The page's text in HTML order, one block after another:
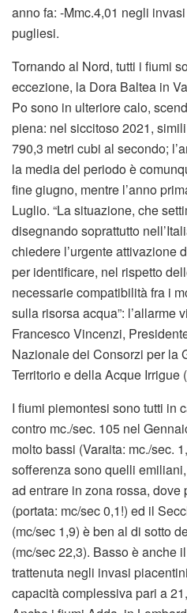
anno fa: -Mmc.4,01 negli
pugliesi.
Tornando al Nord, tutti i fiumi
eccezione, la Dora Baltea in
Po sono in ulteriore calo,
piena: nel siccitoso 2021,
790,3 metri cubi al secondo;
la media del periodo è
fine giugno, mentre l’anno
Luglio. “La situazione, che
disegnando soprattutto
chiedere l’urgente attivazione
per identificare, nel rispetto
necessarie compatibilità fra i
sulla risorsa acqua”: l’allarme
Francesco Vincenzi,
Nazionale dei Consorzi per la
Territorio e della Acque Irrigue
I fiumi piemontesi sono tutti in
contro mc./sec. 105 nel
molto bassi (Varaita: mc./sec.
sofferenza sono quelli
ad entrare in zona rossa,
(portata: mc/sec 0,1!) ed il
(mc/sec 1,9) è ben al di sotto
(mc/sec 22,3). Basso è anche
trattenuta negli invasi
capacità complessiva pari a